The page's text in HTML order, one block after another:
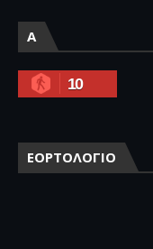
A
10
ΕΟΡΤΟΛΟΓΙΟ